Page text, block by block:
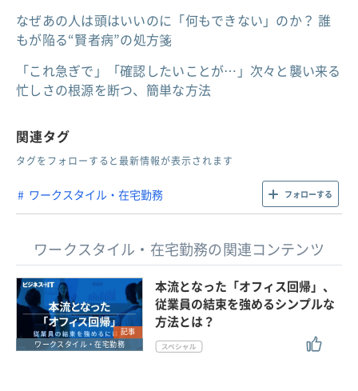
なぜあの人は頭はいいのに「何もできない」のか？ 誰
もが陥る“賢者病”の処方箋
「これ急ぎで」「確認したいことが…」次々と襲い来る
忙しさの根源を断つ、簡単な方法
関連タグ
タグをフォローすると最新情報が表示されます
ワークスタイル・在宅勤務 フォローする
ワークスタイル・在宅勤務の関連コンテンツ
記事
ワークスタイル・在宅勤務
本流となった「オフィス回帰」、
従業員の結束を強めるシンプルな
方法とは？